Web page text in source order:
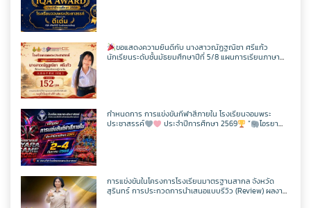
เว็บไซต์กลุ่มงานฯ
เฟสบุคกลุ่มงานฯ
เว็บไซต์กลุ่มงานฯ
กลุ่มบริหารงานบุคคล
เฟสบุคกลุ่มงานฯ
เว็บไซต์กลุ่มงานฯ
กลุ่มบริหารงบประมาณ
เฟสบุคกลุ่มงานฯ
เว็บไซต์กลุ่มงานฯ
เฟสบุคกลุ่มสาระฯ
เว็บไซต์กลุ่มสาระฯ
ตารางเรียน/สอน
คณิตศาสตร์
เฟสบุคกลุ่มสาระฯ
เว็บไซต์กลุ่มสาระฯ
ตารางเรียน/สอน
ต่างประเทศ
เฟสบุคกลุ่มสาระฯ
เว็บไซต์กลุ่มสาระฯ
ตารางเรียน/สอน
ภาษาไทย
เฟสบุคกลุ่มสาระฯ
เว็บไซต์กลุ่มสาระฯ
สังคมศึกษาฯ
เฟสบุคกลุ่มสาระฯ
ศิลปะ
คำสั่งโรงเรียน
ประชาสัมพันธ์ CPS
กิจกรรม CPS
ToBeNumberOne
ITA2569
ITA2568
ITA2567
ITA2566
ครูพีระพันธ์ เสริมศิริ
วิชาวิทยาการคำนวณ
วิชาออกแบบฯ
ครูเเชิด ชูตาลัด
วิชาวิทยาการคำนวณ
ครูเทพสุดา พรหมสวัสดิ์
ขอแสดงความยินดีกับ นางสาวณัฏฐณิชา ศรีแก้ว
นักเรียนระดับชั้นมัธยมศึกษาปีที่ 5/8 แผนการเรียนภาษา
กำหนดการ การแข่งขันกีฬาสีภายใน โรงเรียนจอมพระ
ประชาสรรค์
ประจำปีการศึกษา 2569 “
ไอรยา
การแข่งขันในโครงการโรงเรียนมาตรฐานสากล จังหวัด
สุรินทร์ การประกวดการนำเสนอแบบรีวิว (Review) ผลงาน